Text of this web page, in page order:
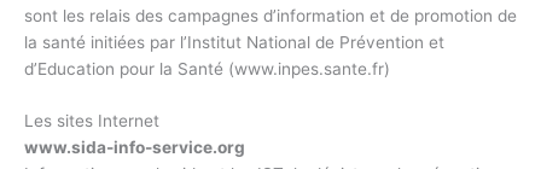
sont les relais des campagnes d’information et de promotion de
la santé initiées par l’Institut National de Prévention et
d’Education pour la Santé (www.inpes.sante.fr)
Les sites Internet
www.sida-info-service.org